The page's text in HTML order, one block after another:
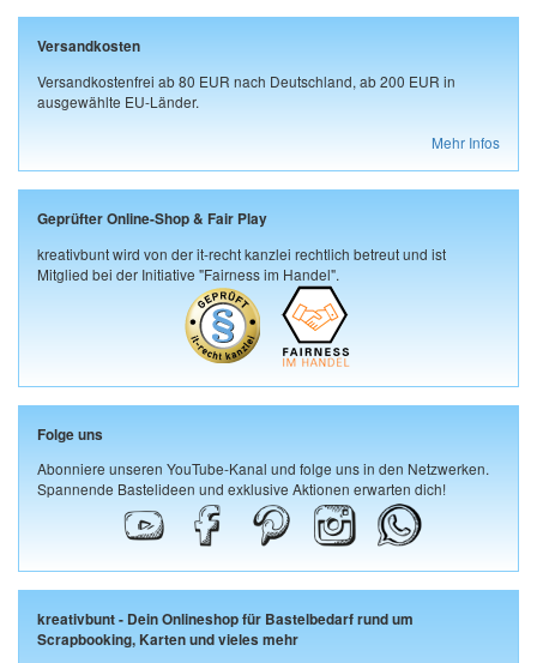
Versandkosten
Versandkostenfrei ab 80 EUR nach Deutschland, ab 200 EUR in
ausgewählte EU-Länder.
Mehr Infos
Geprüfter Online-Shop & Fair Play
kreativbunt wird von der it-recht kanzlei rechtlich betreut und ist
Mitglied bei der Initiative "Fairness im Handel".
Folge uns
Abonniere unseren YouTube-Kanal und folge uns in den Netzwerken.
Spannende Bastelideen und exklusive Aktionen erwarten dich!
kreativbunt - Dein Onlineshop für Bastelbedarf rund um
Scrapbooking, Karten und vieles mehr